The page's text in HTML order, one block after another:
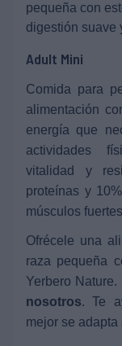
pequeña con
digestión suave
Adult Mini
Comida para
alimentación
energía que
actividades
vitalidad y
proteínas y
músculos
Ofrécele una
raza pequeña
Yerbero
nosotros. Te
mejor se